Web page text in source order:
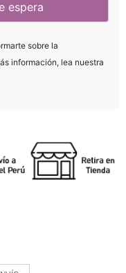
sobre la
información, lea nuestra